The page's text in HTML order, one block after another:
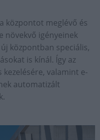
központot meglévő és
növekvő igényeinek
központban speciális,
is kínál. Így az
kezelésére, valamint e-
automatizált